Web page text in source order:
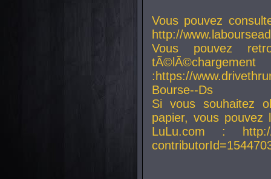
Vous pouvez
http://
Vous pouvez
:https://
Bourse--Ds
Si vous souhaitez
papier, vous
LuLu.com : http://